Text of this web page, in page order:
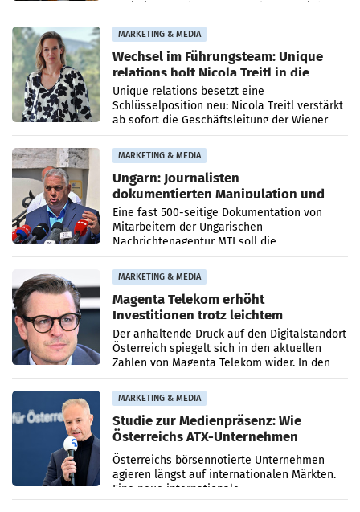
MARKETING & MEDIA
Wechsel im Führungsteam: Unique
relations holt Nicola Treitl in die
Geschäftsleitung
Unique relations besetzt eine
Schlüsselposition neu: Nicola Treitl verstärkt
ab sofort die Geschäftsleitung der Wiener
PR-Agentur an der Seite von Josef Kalina und
Anna Kalina-Mahr.
MARKETING & MEDIA
Ungarn: Journalisten
dokumentierten Manipulation und
Zensur
Eine fast 500-seitige Dokumentation von
Mitarbeitern der Ungarischen
Nachrichtenagentur MTI soll die
systematische Nachrichten-Manipulation und
Zensur bei der Agentur während der Zeit
MARKETING & MEDIA
Magenta Telekom erhöht
Investitionen trotz leichtem
Umsatzrückgang
Der anhaltende Druck auf den Digitalstandort
Österreich spiegelt sich in den aktuellen
Zahlen von Magenta Telekom wider. In den
ersten sechs Monaten des laufenden Jahres
verzeichnete
MARKETING & MEDIA
Studie zur Medienpräsenz: Wie
Österreichs ATX-Unternehmen
international wahrgenommen
werden
Österreichs börsennotierte Unternehmen
agieren längst auf internationalen Märkten.
Eine neue internationale
Medienresonanzanalyse untersucht die